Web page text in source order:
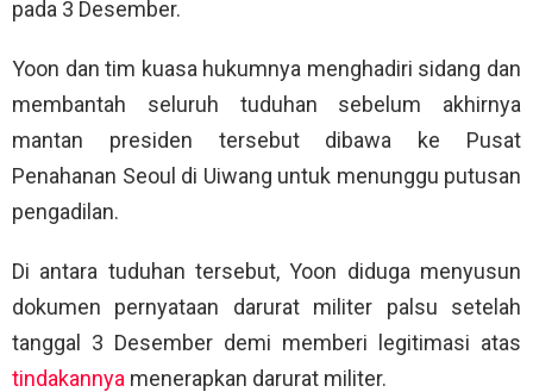
pada 3 Desember.
Yoon dan tim kuasa hukumnya menghadiri sidang dan
membantah seluruh tuduhan sebelum akhirnya
mantan presiden tersebut dibawa ke Pusat
Penahanan Seoul di Uiwang untuk menunggu putusan
pengadilan.
Di antara tuduhan tersebut, Yoon diduga menyusun
dokumen pernyataan darurat militer palsu setelah
tanggal 3 Desember demi memberi legitimasi atas
tindakannya menerapkan darurat militer.